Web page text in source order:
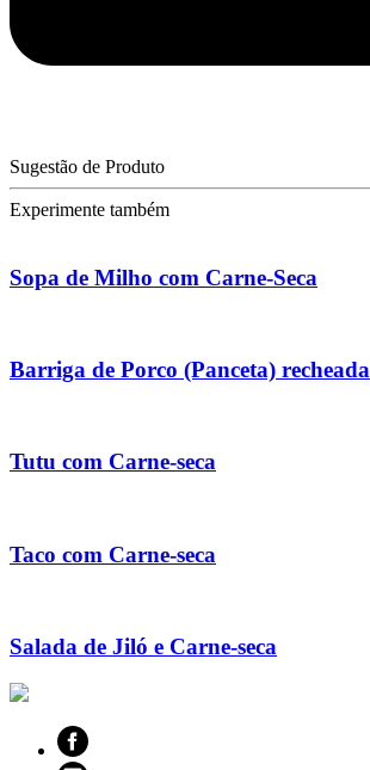
Sugestão de Produto
Experimente também
Sopa de Milho com Carne-Seca
Barriga de Porco (Panceta) recheada
Tutu com Carne-seca
Taco com Carne-seca
Salada de Jiló e Carne-seca